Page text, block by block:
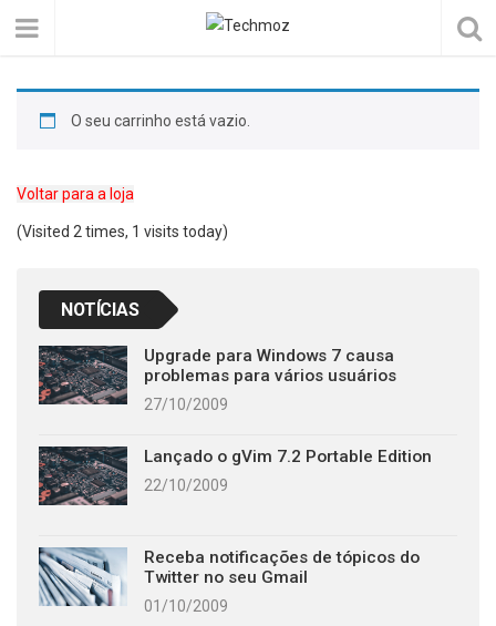
O seu carrinho está vazio.
Voltar para a loja
(Visited 2 times, 1 visits today)
NOTÍCIAS
Upgrade para Windows 7 causa
problemas para vários usuários
27/10/2009
Lançado o gVim 7.2 Portable Edition
22/10/2009
Receba notificações de tópicos do
Twitter no seu Gmail
01/10/2009